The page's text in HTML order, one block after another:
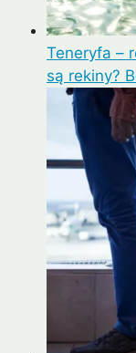
Teneryfa –
są rekiny?